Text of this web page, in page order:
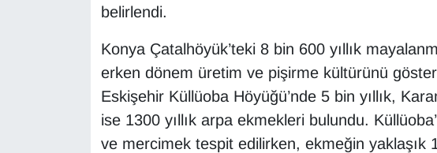
belirlendi.
Konya Çatalhöyük’teki 8 bin 600 yıllık
erken dönem üretim ve pişirme kültürünü
Eskişehir Küllüoba Höyüğü’nde 5 bin yıllık,
ise 1300 yıllık arpa ekmekleri bulundu.
ve mercimek tespit edilirken, ekmeğin yaklaşık